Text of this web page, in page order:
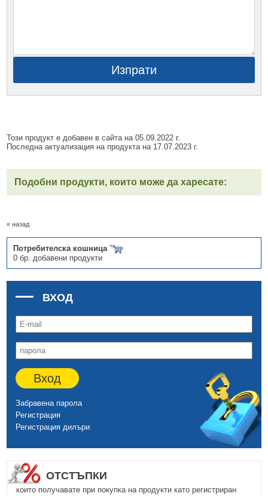
Изпрати
Този продукт е добавен в сайта на 05.09.2022 г.
Последна актуализация на продукта на 17.07.2023 г.
Подобни продукти, които може да харесате:
« назад
Потребителска кошница
0 бр. добавени продукти
ВХОД
Вход
Забравена парола
Регистрация
Регистрация дилъри
ОТСТЪПКИ
които получавате при покупка на продукти като регистриран